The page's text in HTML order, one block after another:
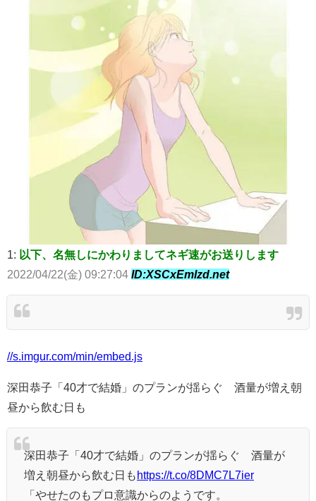
1: 以下、名無しにかわりましてネギ速がお送りします
2022/04/22(金) 09:27:04 ID:XSCxEmlzd.net
//s.imgur.com/min/embed.js
深田恭子「40才で結婚」のプランが揺らぐ 酒量が増え朝
昼から飲む日も
深田恭子「40才で結婚」のプランが揺らぐ 酒量が
増え朝昼から飲む日も https://t.co/8DMC7L7ier
「やせたのもプロ意識からのようです。